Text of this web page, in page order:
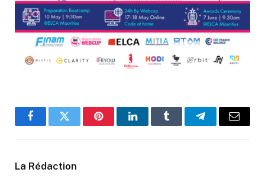
FacebookTwitter PinterestLinkedInTumblr TelegramEmail
La Rédaction